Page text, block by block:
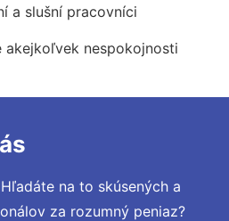
a slušní pracovníci
akejkoľvek nespokojnosti
na to skúsených a
za rozumný peniaz?